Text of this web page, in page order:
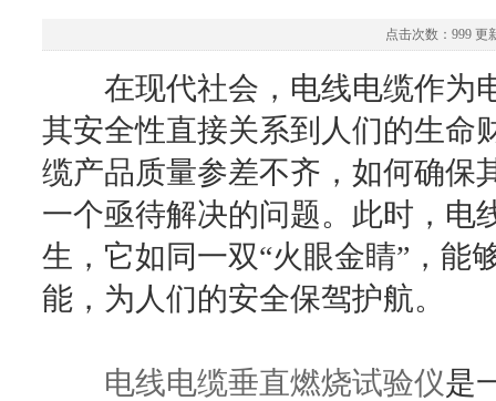
点击次数：999 更
在现代社会，电线电缆作为
其安全性直接关系到人们的生命
缆产品质量参差不齐，如何确保
一个亟待解决的问题。此时，电
生，它如同一双“火眼金睛”，能
能，为人们的安全保驾护航。
电线电缆垂直燃烧试验仪是